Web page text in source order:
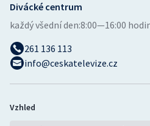
Divácké centrum
každý všední den:8:00—16:00
261 136 113
info@ceskatelevize.cz
Vzhled